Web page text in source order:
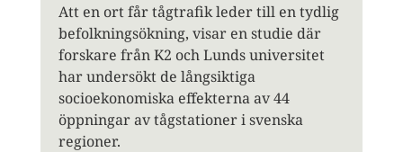
Att en ort får tågtrafik leder till en tydlig
befolkningsökning, visar en studie där
forskare från K2 och Lunds universitet
har undersökt de långsiktiga
socioekonomiska effekterna av 44
öppningar av tågstationer i svenska
regioner.